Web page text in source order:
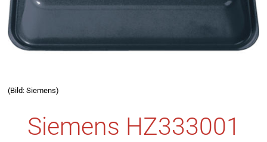
(Bild: Siemens)
Siemens HZ333001